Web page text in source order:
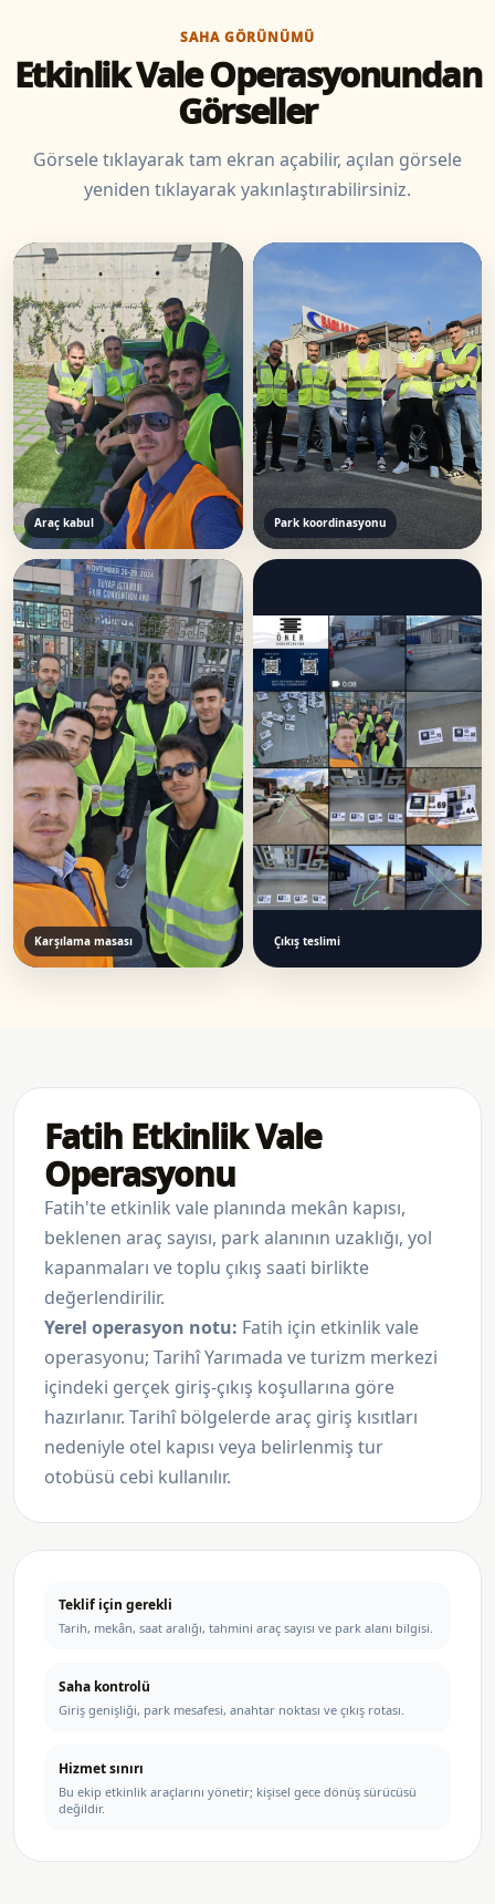
SAHA GÖRÜNÜMÜ
Etkinlik Vale Operasyonundan
Görseller
Görsele tıklayarak tam ekran açabilir, açılan görsele
yeniden tıklayarak yakınlaştırabilirsiniz.
Araç kabul Park koordinasyonu
Karşılama masası Çıkış teslimi
Fatih Etkinlik Vale
Operasyonu
Fatih'te etkinlik vale planında mekân kapısı,
beklenen araç sayısı, park alanının uzaklığı, yol
kapanmaları ve toplu çıkış saati birlikte
değerlendirilir.
Yerel operasyon notu: Fatih için etkinlik vale
operasyonu; Tarihî Yarımada ve turizm merkezi
içindeki gerçek giriş-çıkış koşullarına göre
hazırlanır. Tarihî bölgelerde araç giriş kısıtları
nedeniyle otel kapısı veya belirlenmiş tur
otobüsü cebi kullanılır.
Teklif için gerekli
Tarih, mekân, saat aralığı, tahmini araç sayısı ve park alanı bilgisi.
Saha kontrolü
Giriş genişliği, park mesafesi, anahtar noktası ve çıkış rotası.
Hizmet sınırı
Bu ekip etkinlik araçlarını yönetir; kişisel gece dönüş sürücüsü
değildir.